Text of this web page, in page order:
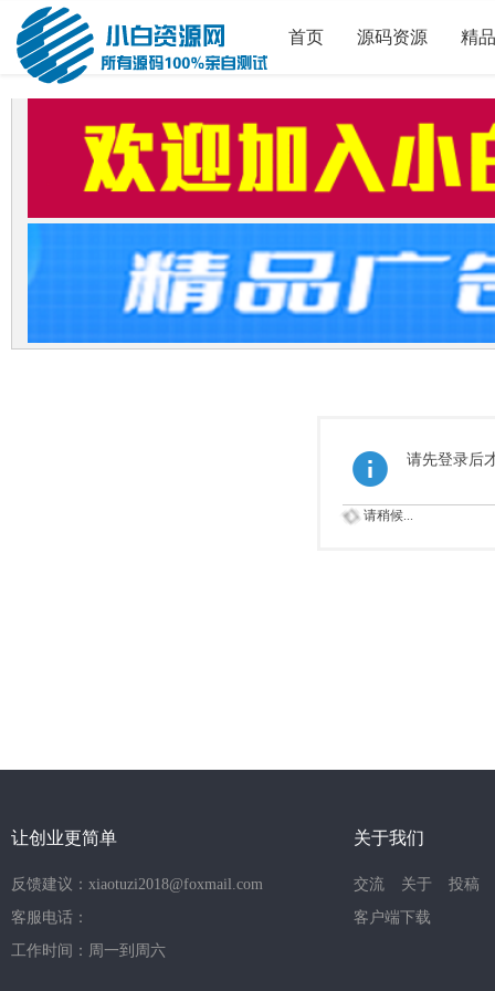
首页 源码资源 精
请先登录后
请稍候...
让创业更简单
反馈建议：xiaotuzi2018@foxmail.com
客服电话：
工作时间：周一到周六
关于我们
交流 关于
投稿
客户端下载